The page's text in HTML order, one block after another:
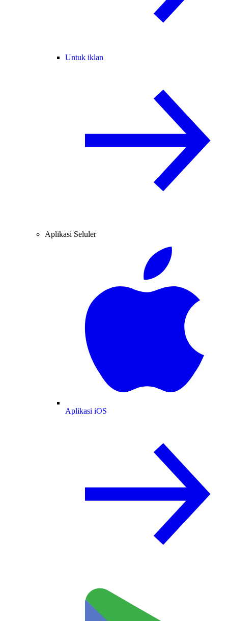
Untuk iklan
Aplikasi Seluler
Aplikasi iOS